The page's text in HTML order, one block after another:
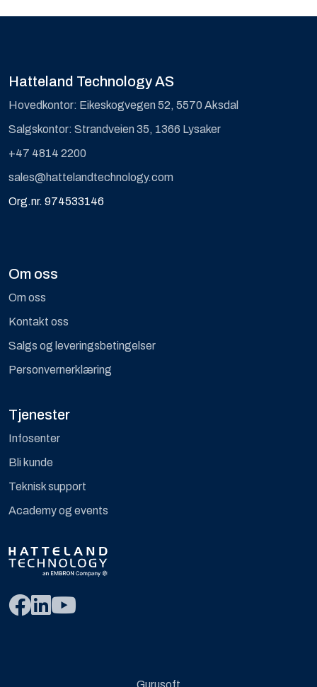
Hatteland Technology AS
Hovedkontor: Eikeskogvegen 52, 5570 Aksdal
Salgskontor: Strandveien 35, 1366 Lysaker
+47 4814 2200
sales@hattelandtechnology.com
Org.nr. 974533146
Om oss
Om oss
Kontakt oss
Salgs og leveringsbetingelser
Personvernerklæring
Tjenester
Infosenter
Bli kunde
Teknisk support
Academy og events